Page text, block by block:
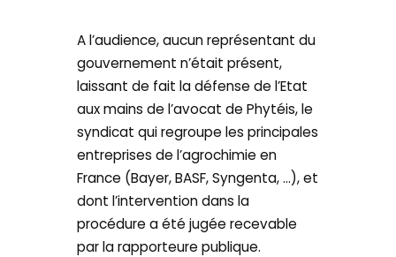
A l’audience, aucun représentant du
gouvernement n’était présent,
laissant de fait la défense de l’Etat
aux mains de l’avocat de Phytéis, le
syndicat qui regroupe les principales
entreprises de l’agrochimie en
France (Bayer, BASF, Syngenta, …), et
dont l’intervention dans la
procédure a été jugée recevable
par la rapporteure publique.